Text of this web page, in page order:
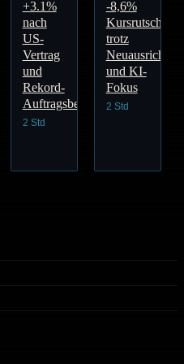
+3.1%
nach
US-
Vertrag
und
Rekord-
Auftragsbestand
2 Std
-8,6%
Kursrutsch
trotz
und KI-
Fokus
2 Std